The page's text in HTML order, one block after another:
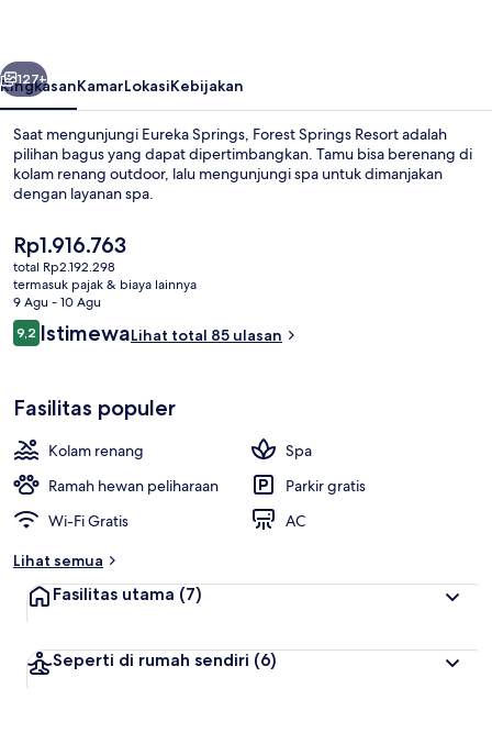
Berikutnya
127+
RingkasanKamarLokasiKebijakan
Saat mengunjungi Eureka Springs, Forest Springs Resort adalah
pilihan bagus yang dapat dipertimbangkan. Tamu bisa berenang di
kolam renang outdoor, lalu mengunjungi spa untuk dimanjakan
dengan layanan spa.
Harga
saat
ini
Rp1.916.763
Rp1.916.763
total Rp2.192.298
termasuk pajak & biaya lainnya
9 Agu - 10 Agu
Ulasan
9,29,2 dari 10
IstimewaLihat total 85 ulasan
Fasilitas populer
Kolam renang
Spa
Ramah hewan peliharaan
Parkir gratis
Wi-Fi Gratis
AC
Lihat semua
Fasilitas utama (7)
Seperti di rumah sendiri (6)